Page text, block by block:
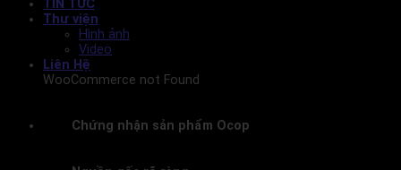
TIN TỨC
Thư viện
Hình ảnh
Video
Liên Hệ
WooCommerce not Found
Chứng nhận sản phẩm Ocop